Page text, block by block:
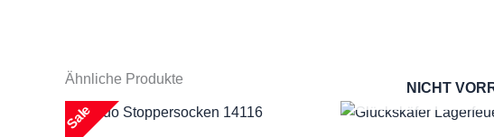
Ähnliche Produkte
Sale
NICHT